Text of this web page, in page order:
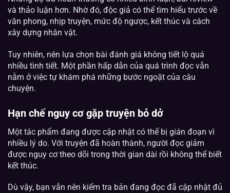
và thảo luận hơn. Nhờ đó, độc giả có thể tìm hiểu trước về
văn phong, nhịp truyện, mức độ ngược, kết thúc và cách
xây dựng nhân vật.
Tuy nhiên, nên lựa chọn bài đánh giá không tiết lộ quá
nhiều tình tiết. Một phần hấp dẫn của quá trình đọc vẫn
nằm ở việc tự khám phá những bước ngoặt của câu
chuyện.
Hạn chế nguy cơ gặp truyện bỏ dở
Một tác phẩm đang được cập nhật có thể bị gián đoạn vì
nhiều lý do. Với truyện đã hoàn thành, người đọc giảm
được nguy cơ theo dõi trong thời gian dài rồi không thể biết
kết thúc.
Dù vậy, bạn vẫn nên kiểm tra bản đang đọc đã cập nhật đủ